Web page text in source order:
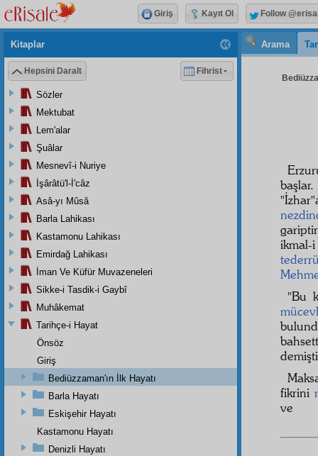
Arama
"İzhar
ikmal-
"Bu
fikrini
ve
Kitaplar
Hepsini Daralt Fihrist
Sözler
Mektubat
Lem'alar
Şuâlar
Mesnevî-i Nuriye
İşârâtü'l-İ'câz
Asâ-yı Mûsâ
Barla Lahikası
Kastamonu Lahikası
Emirdağ Lahikası
İman Ve Küfür Muvazeneleri
Sikke-i Tasdik-i Gaybî
Muhâkemat
Tarihçe-i Hayat
Önsöz
Giriş
Bediüzzaman'ın İlk Hayatı
Barla Hayatı
Eskişehir Hayatı
Kastamonu Hayatı
Denizli Hayatı
Giriş Kayıt Ol Follow